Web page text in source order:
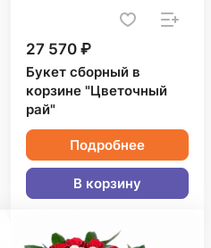
27 570 ₽
Букет сборный в
корзине "Цветочный
рай"
Подробнее
В корзину